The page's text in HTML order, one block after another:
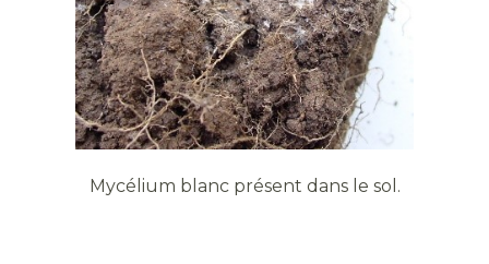
Mycélium blanc présent dans le sol.